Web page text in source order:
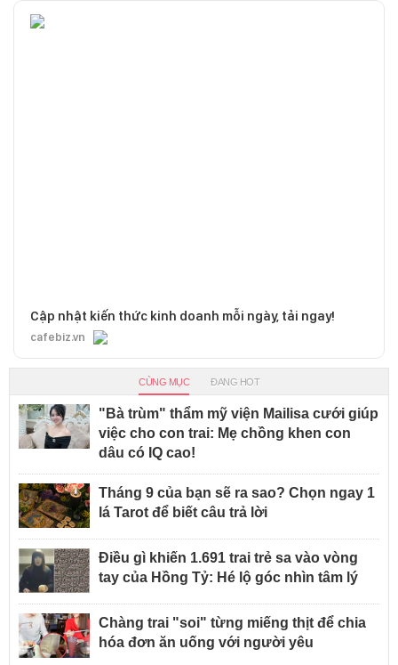
Cập nhật kiến thức kinh doanh mỗi ngày, tải ngay!
cafebiz.vn
CÙNG MỤC ĐANG HOT
"Bà trùm" thẩm mỹ viện Mailisa cưới giúp
việc cho con trai: Mẹ chồng khen con
dâu có IQ cao!
Tháng 9 của bạn sẽ ra sao? Chọn ngay 1
lá Tarot để biết câu trả lời
Điều gì khiến 1.691 trai trẻ sa vào vòng
tay của Hồng Tỷ: Hé lộ góc nhìn tâm lý
Chàng trai "soi" từng miếng thịt để chia
hóa đơn ăn uống với người yêu